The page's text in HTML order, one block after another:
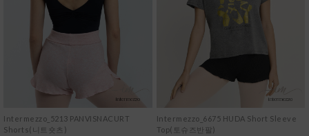
Intermezzo_5213 PANVISNACURT
Shorts(니트숏츠)
Intermezzo_6675 HUDA Short Sleeve
Top(토슈즈반팔)